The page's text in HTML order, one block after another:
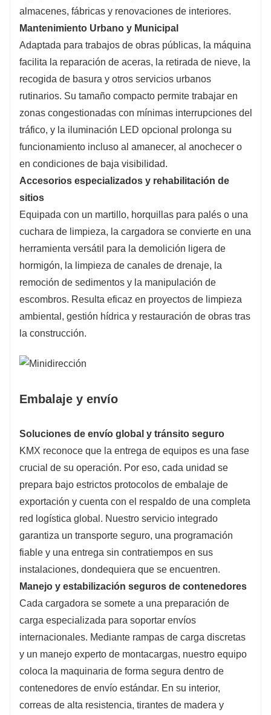
almacenes, fábricas y renovaciones de interiores.
Mantenimiento Urbano y Municipal
Adaptada para trabajos de obras públicas, la máquina
facilita la reparación de aceras, la retirada de nieve, la
recogida de basura y otros servicios urbanos
rutinarios. Su tamaño compacto permite trabajar en
zonas congestionadas con mínimas interrupciones del
tráfico, y la iluminación LED opcional prolonga su
funcionamiento incluso al amanecer, al anochecer o
en condiciones de baja visibilidad.
Accesorios especializados y rehabilitación de
sitios
Equipada con un martillo, horquillas para palés o una
cuchara de limpieza, la cargadora se convierte en una
herramienta versátil para la demolición ligera de
hormigón, la limpieza de canales de drenaje, la
remoción de sedimentos y la manipulación de
escombros. Resulta eficaz en proyectos de limpieza
ambiental, gestión hídrica y restauración de obras tras
la construcción.
Embalaje y envío
Soluciones de envío global y tránsito seguro
KMX reconoce que la entrega de equipos es una fase
crucial de su operación. Por eso, cada unidad se
prepara bajo estrictos protocolos de embalaje de
exportación y cuenta con el respaldo de una completa
red logística global. Nuestro servicio integrado
garantiza un transporte seguro, una programación
fiable y una entrega sin contratiempos en sus
instalaciones, dondequiera que se encuentren.
Manejo y estabilización seguros de contenedores
Cada cargadora se somete a una preparación de
carga especializada para soportar envíos
internacionales. Mediante rampas de carga discretas
y un manejo experto de montacargas, nuestro equipo
coloca la maquinaria de forma segura dentro de
contenedores de envío estándar. En su interior,
correas de alta resistencia, tirantes de madera y